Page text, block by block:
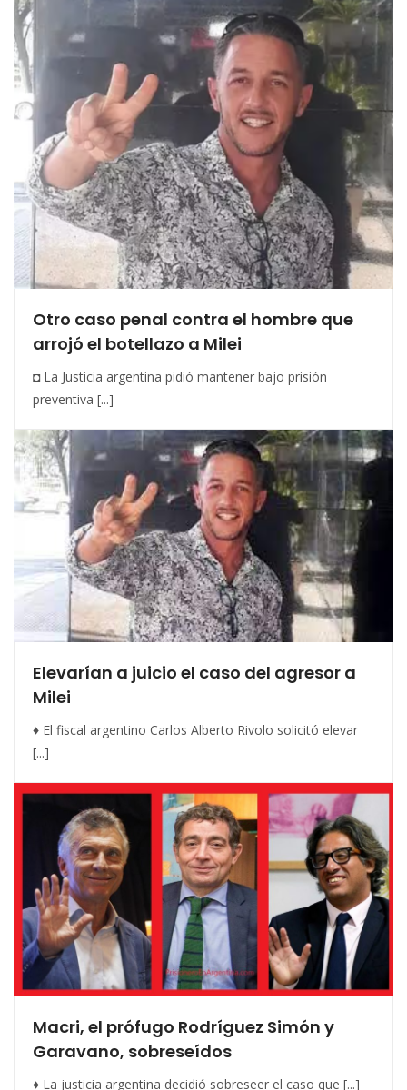
Otro caso penal contra el hombre que
arrojó el botellazo a Milei
◘ La Justicia argentina pidió mantener bajo prisión
preventiva [...]
Elevarían a juicio el caso del agresor a
Milei
♦ El fiscal argentino Carlos Alberto Rivolo solicitó elevar
[...]
Macri, el prófugo Rodríguez Simón y
Garavano, sobreseídos
♦ La justicia argentina decidió sobreseer el caso que [...]